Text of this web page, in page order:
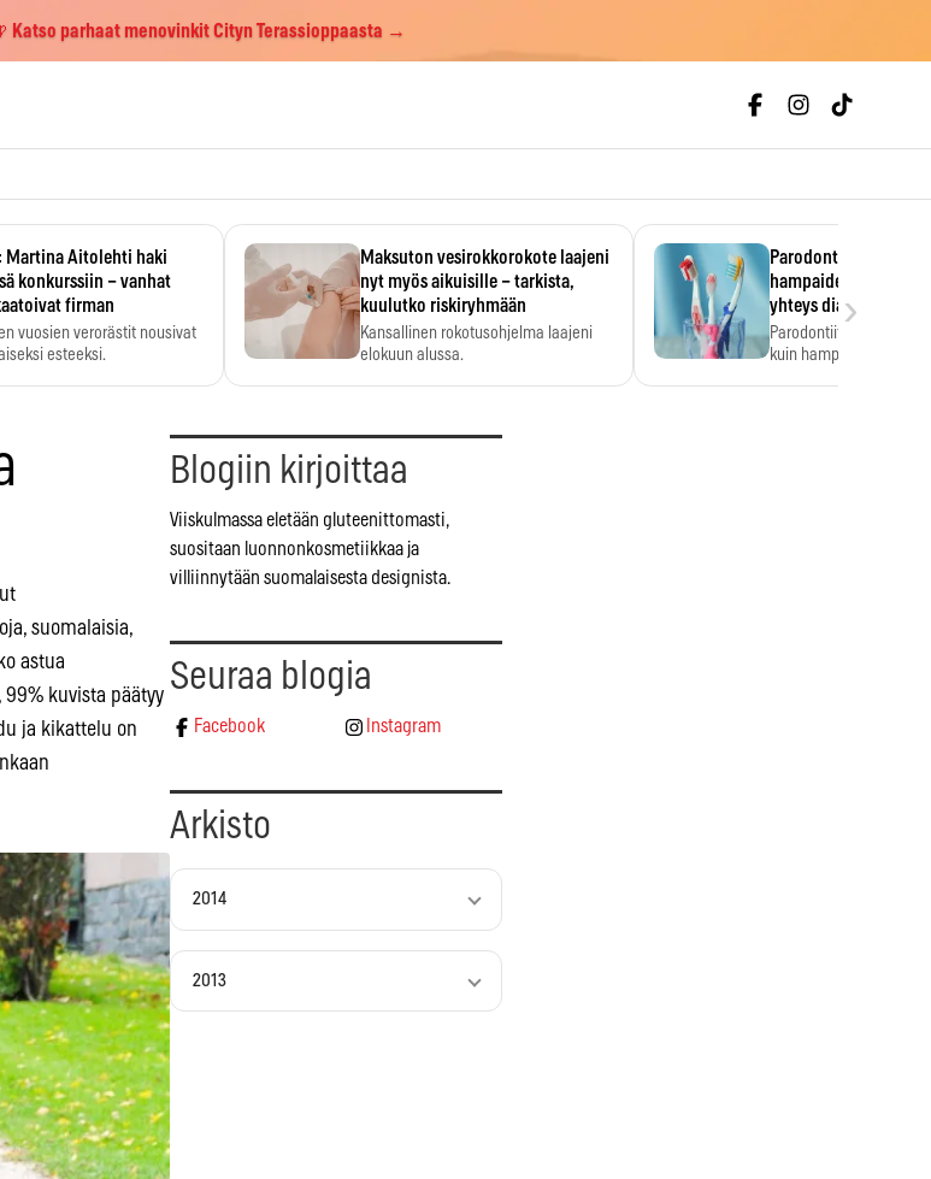
Katso parhaat menovinkit Cityn Terassioppaasta →
Martina Aitolehti haki
konkurssiin – vanhat
firman
vuosien verorästit nousivat
esteeksi.
Maksuton vesirokkorokote laajeni
nyt myös aikuisille – tarkista,
kuulutko riskiryhmään
Kansallinen rokotusohjelma laajeni
elokuun alussa.
Parodontiitti on
hampaiden
yhteys diabetekseen
Parodontiitti on
kuin hampaiden
›
suomalaisia,
astua
kuvista päätyy
ja kikattelu on
Blogiin kirjoittaa
Viiskulmassa eletään gluteenittomasti,
suositaan luonnonkosmetiikkaa ja
villiinnytään suomalaisesta designista.
Seuraa blogia
Facebook Instagram
Arkisto
2014
2013